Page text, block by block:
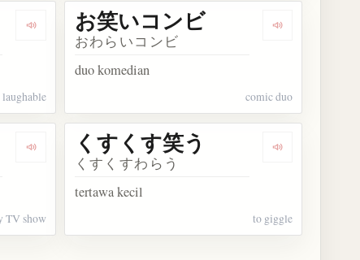
Dengarkan kosakata お笑い Dengarkan
お笑いコンビ
おわらいコンビ
duo komedian
comic duo
Dengarkan kosakata お笑い番組
TV show
Dengarkan
くすくす笑う
くすくすわらう
tertawa kecil
to giggle